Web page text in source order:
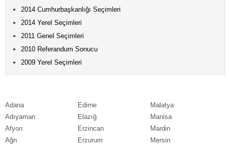
Adana
Adıyaman
Afyon
Ağrı
Edirne
Elazığ
Erzincan
Erzurum
Malatya
Manisa
Mardin
Mersin
2014 Cumhurbaşkanlığı Seçimleri
2014 Yerel Seçimleri
2011 Genel Seçimleri
2010 Referandum Sonucu
2009 Yerel Seçimleri